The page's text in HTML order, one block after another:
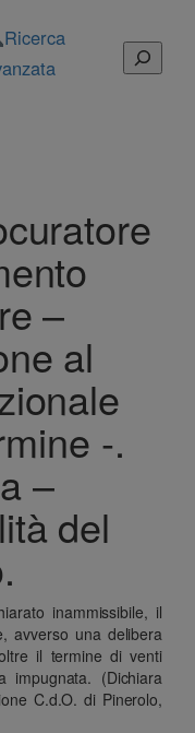
Ricerca
Cerca
–
al
-.
–
del
inammissibile, il
avverso una delibera
il termine di venti
(Dichiara
C.d.O. di Pinerolo,